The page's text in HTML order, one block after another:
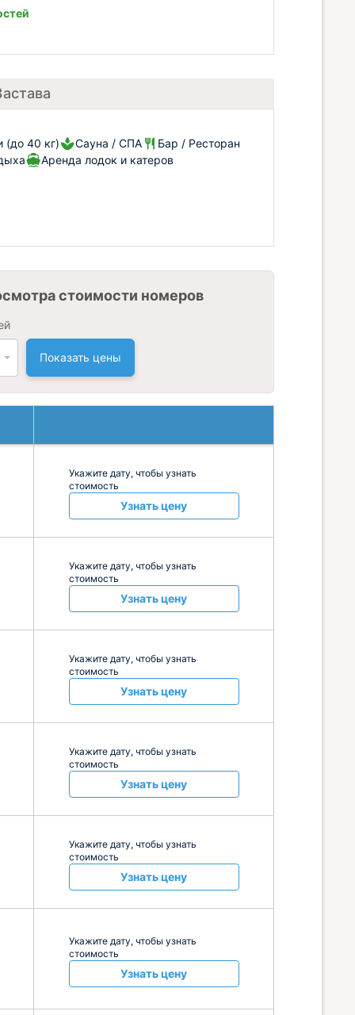
40 кг) Сауна / СПА
Бар / Ресторан
Аренда лодок и катеров
стоимости номеров
Показать цены
Укажите дату, чтобы узнать
стоимость
Узнать цену
Укажите дату, чтобы узнать
стоимость
Узнать цену
Укажите дату, чтобы узнать
стоимость
Узнать цену
Укажите дату, чтобы узнать
стоимость
Узнать цену
Укажите дату, чтобы узнать
стоимость
Узнать цену
Укажите дату, чтобы узнать
стоимость
Узнать цену